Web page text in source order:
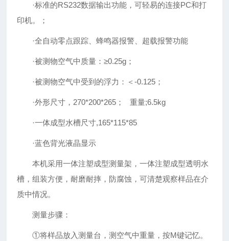
·标准的RS232数据输出功能，可轻易的连接PC和打
印机。；
·全自动零点跟踪、蜂鸣器报警、超载报警功能
·被测物空气中质量：≥0.25g；
·被测物空气中受到的浮力：＜-0.125；
·外形尺寸，270*200*265； 重量;6.5kg
·一体成型水槽尺寸,165*115*85
·蓝色背光液晶显示
本机采用一体注塑成型测量架，一体注塑成型透明水
槽，组装方便，耐磨耐摔，防腐蚀，可清楚观察样品在介
质中情况。
测量步骤：
①将样品放入测量台，测空气中重量，按M键记忆。